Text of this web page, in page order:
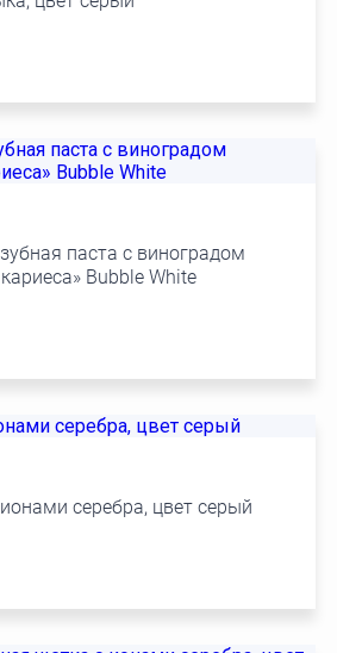
паста с виноградом
Bubble White
серебра, цвет серый